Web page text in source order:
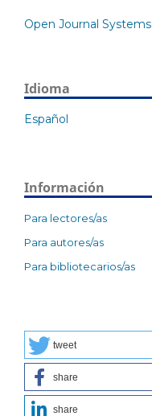
Open Journal Systems
Idioma
Español
Información
Para lectores/as
Para autores/as
Para bibliotecarios/as
tweet
share
share